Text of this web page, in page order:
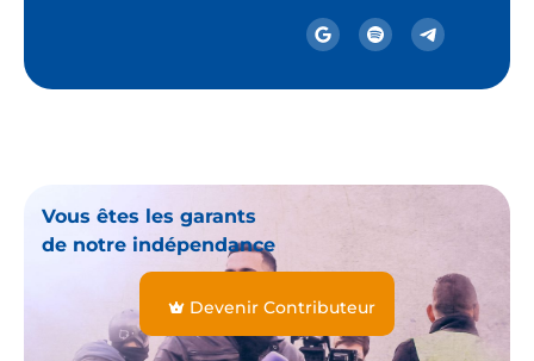
Vous êtes les garants
de notre indépendance
Devenir Contributeur